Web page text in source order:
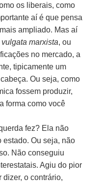
os liberais, como
aí é que pensa
ampliado. Mas aí
vulgata marxista, ou
no mercado, a
tipicamente um
Ou seja, como
fossem produzir,
forma como você
fez? Ela não
estado. Ou seja, não
Não conseguiu
Agiu do pior
o contrário,